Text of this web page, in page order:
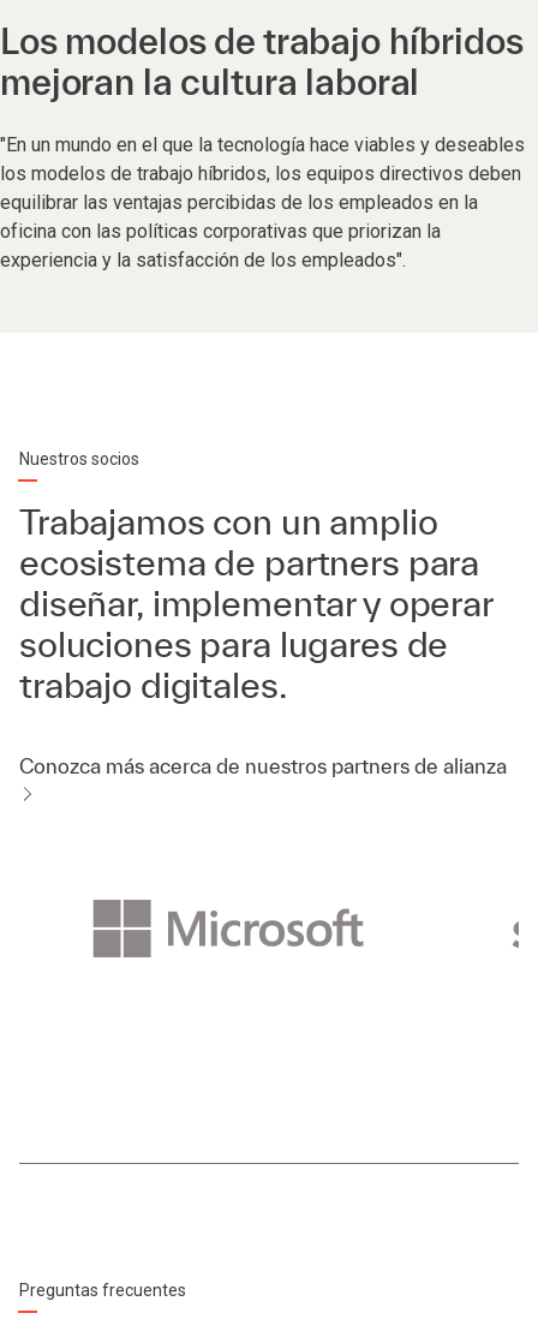
Los modelos de trabajo híbridos
mejoran la cultura laboral
"En un mundo en el que la tecnología hace viables y deseables
los modelos de trabajo híbridos, los equipos directivos deben
equilibrar las ventajas percibidas de los empleados en la
oficina con las políticas corporativas que priorizan la
experiencia y la satisfacción de los empleados".
Nuestros socios
Trabajamos con un amplio
ecosistema de partners para
diseñar, implementar y operar
soluciones para lugares de
trabajo digitales.
Conozca más acerca de nuestros partners de alianza
Preguntas frecuentes